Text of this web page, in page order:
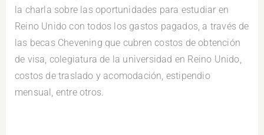
la charla sobre las oportunidades para estudiar en
Reino Unido con todos los gastos pagados, a través de
las becas Chevening que cubren costos de obtención
de visa, colegiatura de la universidad en Reino Unido,
costos de traslado y acomodación, estipendio
mensual, entre otros.